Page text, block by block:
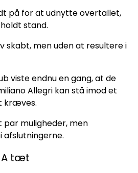
på for at udnytte overtallet,
stand.
skabt, men uden at resultere i
viste endnu en gang, at de
Allegri kan stå imod et
kræves.
par muligheder, men
afslutningerne.
A tæt